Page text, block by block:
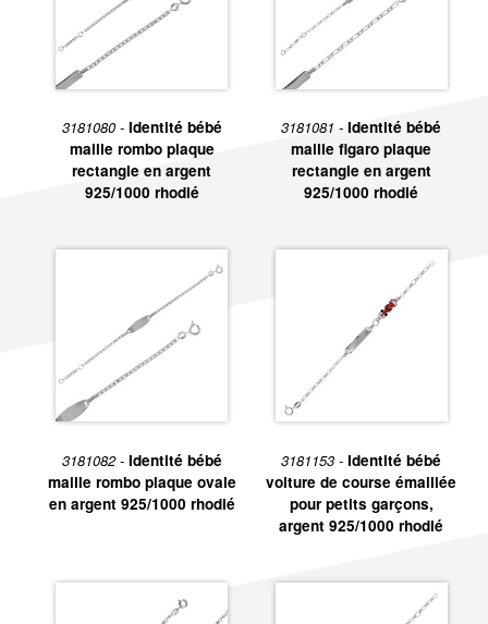
3181080 - Identité bébé
maille rombo plaque
rectangle en argent
925/1000 rhodié
3181081 -Identité bébé
maille figaro plaque
rectangle en argent
925/1000 rhodié
3181082 - Identité bébé
maille rombo plaque ovale
en argent 925/1000 rhodié
3181153 -Identité bébé
voiture de course émaillée
pour petits garçons,
argent 925/1000 rhodié